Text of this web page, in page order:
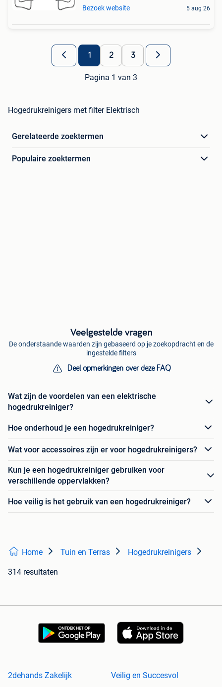
Bezoek website 5 aug 26
1 2 3
Pagina 1 van 3
Hogedrukreinigers met filter Elektrisch
Gerelateerde zoektermen
Populaire zoektermen
Veelgestelde vragen
De onderstaande waarden zijn gebaseerd op je zoekopdracht en de
ingestelde filters
Deel opmerkingen over deze FAQ
Wat zijn de voordelen van een elektrische
hogedrukreiniger?
Hoe onderhoud je een hogedrukreiniger?
Wat voor accessoires zijn er voor hogedrukreinigers?
Kun je een hogedrukreiniger gebruiken voor
verschillende oppervlakken?
Hoe veilig is het gebruik van een hogedrukreiniger?
Home Tuin en Terras Hogedrukreinigers
314 resultaten
2dehands Zakelijk Veilig en Succesvol